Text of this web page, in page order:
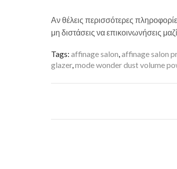
Αν θέλεις περισσότερες
μη διστάσεις να επικοινωνήσεις
Tags: affinage salon,affinage salon
glazer,mode wonder dust volume